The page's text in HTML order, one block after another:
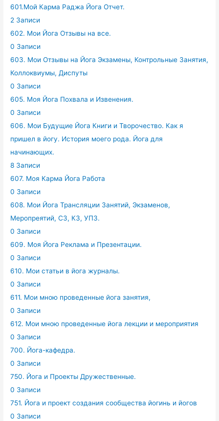
601.Мой Карма Раджа Йога Отчет.
2 Записи
602. Мои Йога Отзывы на все.
0 Записи
603. Мои Отзывы на Йога Экзамены, Контрольные Занятия,
Коллоквиумы, Диспуты
0 Записи
605. Моя Йога Похвала и Извенения.
0 Записи
606. Мои Будущие Йога Книги и Творочество. Как я
пришел в йогу. История моего рода. Йога для
начинающих.
8 Записи
607. Моя Карма Йога Работа
0 Записи
608. Мои Йога Трансляции Занятий, Экзаменов,
Меропреятий, СЗ, КЗ, УПЗ.
0 Записи
609. Моя Йога Реклама и Презентации.
0 Записи
610. Мои статьи в йога журналы.
0 Записи
611. Мои мною проведенные йога занятия,
0 Записи
612. Мои мною проведенные йога лекции и мероприятия
0 Записи
700. Йога-кафедра.
0 Записи
750. Йога и Проекты Дружественные.
0 Записи
751. Йога и проект создания сообщества йогинь и йогов
0 Записи